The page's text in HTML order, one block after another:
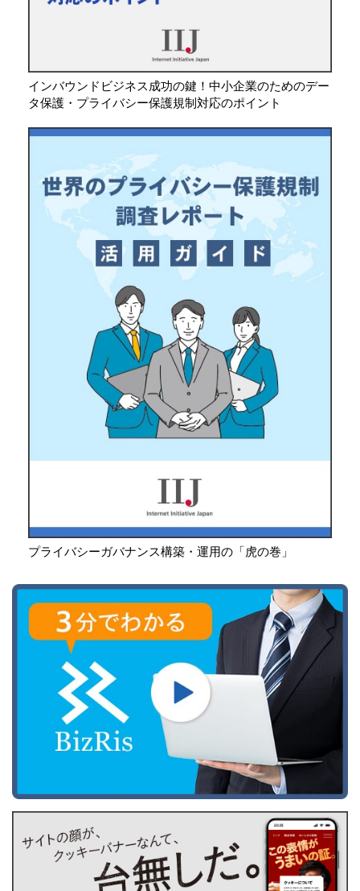
インバウンドビジネス成功の鍵！中小企業のためのデー
タ保護・プライバシー保護規制対応のポイント
プライバシーガバナンス構築・運用の「虎の巻」